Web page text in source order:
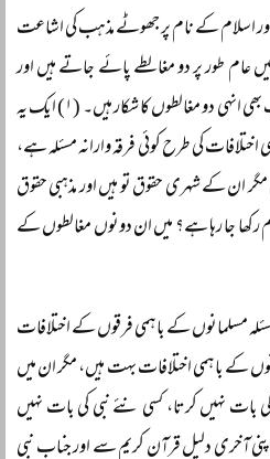
اور اسلام کے نام پر جھوٹے مذہب کی اشاعت
طور پر دو مغالطے پائے جاتے ہیں اور
میرا خیال ہے کہ الطاف حسین صاحب بھی انہی دو مغالطوں کا شکار ہیں۔ (۱) ایک یہ
اختلافات کی طرح کوئی فرقہ وارانہ مسئلہ ہے،
مگر ان کے شہری حقوق تو ہیں اور مذہبی حقوق
رکھا جا رہا ہے؟ میں ان دونوں مغالطوں کے
مسلمانوں کے باہمی فرقوں کے اختلافات
کے باہمی اختلافات بہت ہیں، مگر ان میں
بات نہیں کرتا، کسی نئے نبی کی بات نہیں
اپنی آخری دلیل قرآن کریم سے اور جناب نبی